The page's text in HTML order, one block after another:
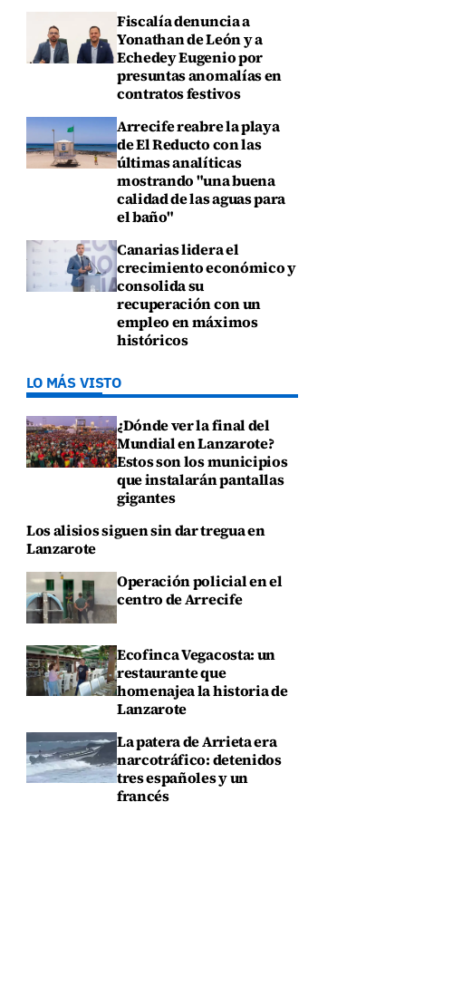
Fiscalía denuncia a
Yonathan de León y a
Echedey Eugenio por
presuntas anomalías en
contratos festivos
Arrecife reabre la playa
de El Reducto con las
últimas analíticas
mostrando "una buena
calidad de las aguas para
el baño"
Canarias lidera el
crecimiento económico y
consolida su
recuperación con un
empleo en máximos
históricos
LO MÁS VISTO
¿Dónde ver la final del
Mundial en Lanzarote?
Estos son los municipios
que instalarán pantallas
gigantes
Los alisios siguen sin dar tregua en
Lanzarote
Operación policial en el
centro de Arrecife
Ecofinca Vegacosta: un
restaurante que
homenajea la historia de
Lanzarote
La patera de Arrieta era
narcotráfico: detenidos
tres españoles y un
francés